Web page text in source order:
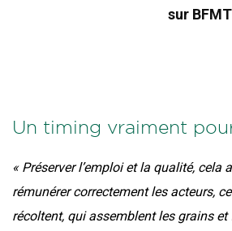
sur
Un timing vraiment
« Pré­ser­ver l’emploi et la qua­li­té, cela
rému­né­rer cor­rec­te­ment les acteurs,
récoltent, qui assemblent les grains